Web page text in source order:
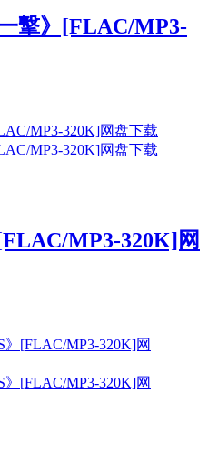
撃》[FLAC/MP3-
MP3-320K]网